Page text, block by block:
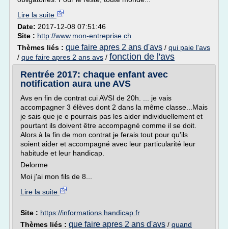
Lire la suite
Date: 2017-12-08 07:51:46
Site : http://www.mon-entreprise.ch
Thèmes liés : que faire apres 2 ans d'avs / qui paie l'avs
/ que faire apres 2 ans avs / fonction de l'avs
Rentrée 2017: chaque enfant avec
notification aura une AVS
Avs en fin de contrat cui AVSI de 20h. ... je vais
accompagner 3 élèves dont 2 dans la même classe...Mais
je sais que je e pourrais pas les aider individuellement et
pourtant ils doivent être accompagné comme il se doit.
Alors à la fin de mon contrat je ferais tout pour qu'ils
soient aider et accompagné avec leur particularité leur
habitude et leur handicap.
Delorme
Moi j'ai mon fils de 8...
Lire la suite
Site : https://informations.handicap.fr
Thèmes liés : que faire apres 2 ans d'avs / quand